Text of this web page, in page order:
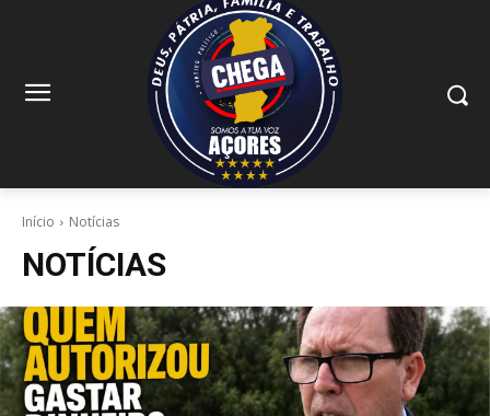
Início Notícias
NOTÍCIAS